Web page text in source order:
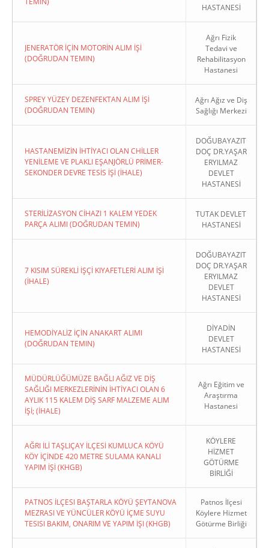
HASTANESİ
JENERATÖR İÇİN MOTORİN ALIM İŞİ
(DOĞRUDAN TEMIN)
Ağrı Fizik
Tedavi ve
Rehabilitasyon
Hastanesi
SPREY YÜZEY DEZENFEKTAN ALIM İŞİ
(DOĞRUDAN TEMIN)
Ağrı Ağız ve Diş
Sağlığı Merkezi
HASTANEMİZİN İHTİYACI OLAN CHİLLER
YENİLEME VE PLAKLI EŞANJÖRLÜ PRİMER-
SEKONDER DEVRE TESİS İŞİ (İHALE)
DOĞUBAYAZIT
DOÇ DR.YAŞAR
ERYILMAZ
DEVLET
HASTANESİ
STERİLİZASYON CİHAZI 1 KALEM YEDEK
PARÇA ALIMI (DOĞRUDAN TEMIN)
TUTAK DEVLET
HASTANESİ
7 KISIM SÜREKLİ İŞÇİ KIYAFETLERİ ALIM İŞİ
(İHALE)
DOĞUBAYAZIT
DOÇ DR.YAŞAR
ERYILMAZ
DEVLET
HASTANESİ
HEMODİYALİZ İÇİN ANAKART ALIMI
(DOĞRUDAN TEMIN)
DİYADİN
DEVLET
HASTANESİ
MÜDÜRLÜĞÜMÜZE BAĞLI AĞIZ VE DİŞ
SAĞLIĞI MERKEZLERİNİN İHTİYACI OLAN 6
AYLIK 115 KALEM DİŞ SARF MALZEME ALIM
İŞİ; (İHALE)
Ağrı Eğitim ve
Araştırma
Hastanesi
AĞRI İLİ TAŞLIÇAY İLÇESİ KUMLUCA KÖYÜ
KÖY İÇİNDE 420 METRE SULAMA KANALI
YAPIM İŞİ (KHGB)
KÖYLERE
HİZMET
GÖTÜRME
BİRLİĞİ
PATNOS İLÇESI BAŞTARLA KÖYÜ ŞEYTANOVA
MEZRASI VE YÜNCÜLER KÖYÜ İÇME SUYU
TESISI BAKIM, ONARIM VE YAPIM İŞI (KHGB)
Patnos İlçesi
Köylere Hizmet
Götürme Birliği